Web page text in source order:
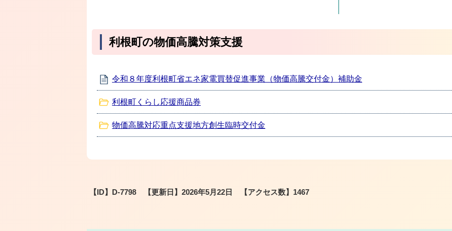
利根町の物価高騰対策支援
令和８年度利根町省エネ家電買替促進事業（物価高騰交付金）補助金
利根町くらし応援商品券
物価高騰対応重点支援地方創生臨時交付金
【ID】 D-7798 【更新日】 2026年5月22日 【アクセス数】 1467